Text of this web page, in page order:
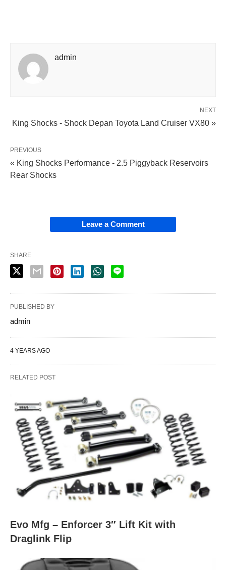
admin
NEXT
King Shocks - Shock Depan Toyota Land Cruiser VX80 »
PREVIOUS
« King Shocks Performance - 2.5 Piggyback Reservoirs
Rear Shocks
Leave a Comment
SHARE
PUBLISHED BY
admin
4 YEARS AGO
RELATED POST
Evo Mfg – Enforcer 3″ Lift Kit with
Draglink Flip